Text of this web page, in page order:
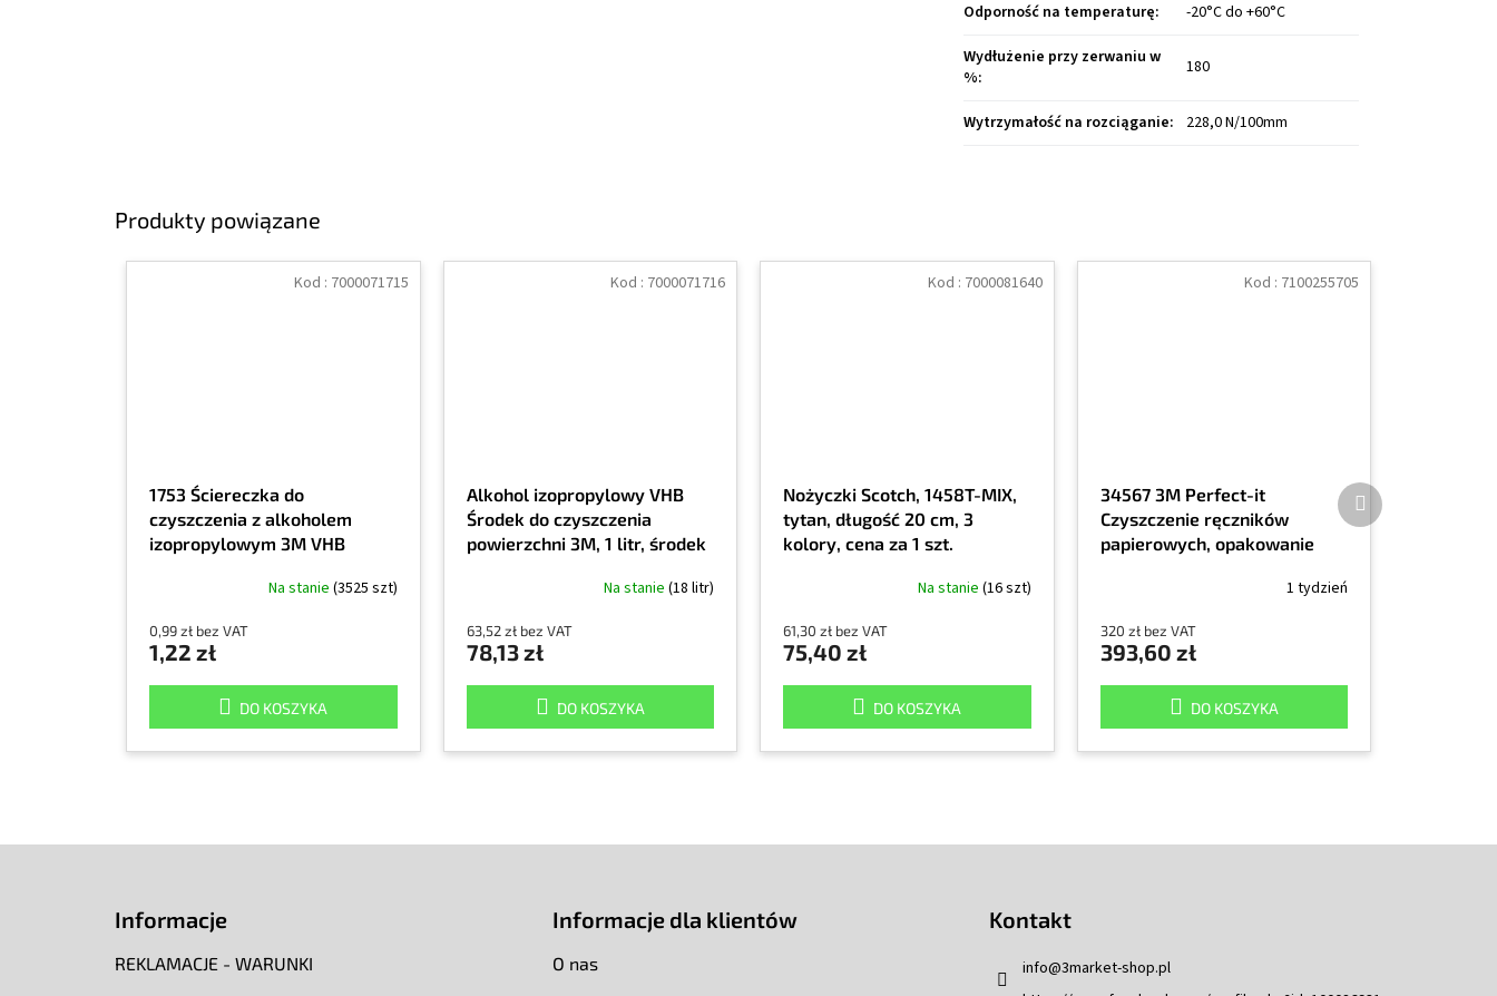
Produkty powiązane
1753 Ściereczka do
czyszczenia z alkoholem
izopropylowym 3M VHB
Na stanie (3525 szt)
0,99 zł bez VAT
1,22 zł
DO KOSZYKA
Kod : 7000071715
Alkohol izopropylowy VHB
Środek do czyszczenia
powierzchni 3M, 1 litr, środek
Na stanie (18 litr)
63,52 zł bez VAT
78,13 zł
DO KOSZYKA
Kod : 7000071716
Nożyczki Scotch, 1458T-MIX,
tytan, długość 20 cm, 3
kolory, cena za 1 szt.
Na stanie (16 szt)
61,30 zł bez VAT
75,40 zł
DO KOSZYKA
Kod : 7000081640
34567 3M Perfect-it
Czyszczenie ręczników
papierowych, opakowanie
1 tydzień
320 zł bez VAT
393,60 zł
DO KOSZYKA
Kod : 7100255705
Produkt
następny
Odporność na temperaturę:
-20°C do +60°C
Wydłużenie przy zerwaniu w
%: 180
Wytrzymałość na rozciąganie: 228,0 N/100mm
Informacje
REKLAMACJE - WARUNKI
Informacje dla klientów
O nas
Kontakt
info@3market-shop.pl